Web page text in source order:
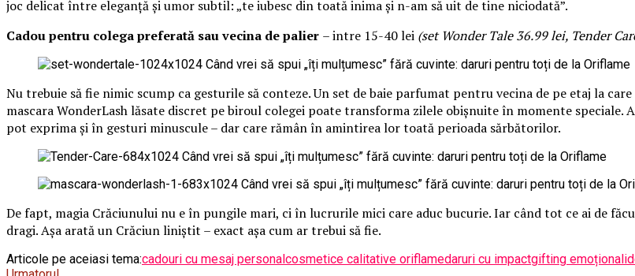
joc delicat între eleganță și umor subtil: „te iubesc din toată inima și n-am să uit de tine niciodată”.
Cadou pentru colega preferată sau vecina de palier – intre 15-40 lei (set Wonder Tale 36.99 lei, Tender
Nu trebuie să fie nimic scump ca gesturile să conteze. Un set de baie parfumat pentru vecina de pe etaj la
mascara WonderLash lăsate discret pe biroul colegei poate transforma zilele obișnuite în momente speciale.
pot exprima și în gesturi minuscule – dar care rămân în amintirea lor toată perioada sărbătorilor.
De fapt, magia Crăciunului nu e în pungile mari, ci în lucrurile mici care aduc bucurie. Iar când tot ce ai de
dragi. Așa arată un Crăciun liniștit – exact așa cum ar trebui să fie.
Articole pe aceiasi tema:cadouri cu mesaj personalcosmetice calitative oriflamedaruri cu impactgifting emoțional